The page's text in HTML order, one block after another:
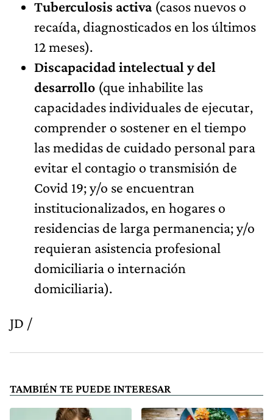
Tuberculosis activa(casos nuevos o
recaída, diagnosticados en los últimos
12 meses).
Discapacidad intelectual y del
desarrollo (que inhabilite las
capacidades individuales de ejecutar,
comprender o sostener en el tiempo
las medidas de cuidado personal para
evitar el contagio o transmisión de
Covid 19; y/o se encuentran
institucionalizados, en hogares o
residencias de larga permanencia; y/o
requieran asistencia profesional
domiciliaria o internación
domiciliaria).
JD /
TAMBIÉN TE PUEDE INTERESAR